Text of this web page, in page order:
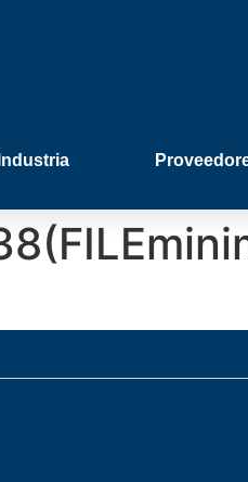
Industria